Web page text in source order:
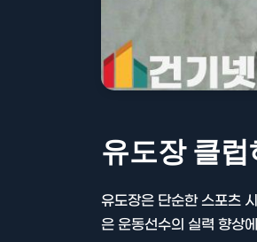
유도장 클
유도장은 단순한 스포츠
은 운동선수의 실력 향상